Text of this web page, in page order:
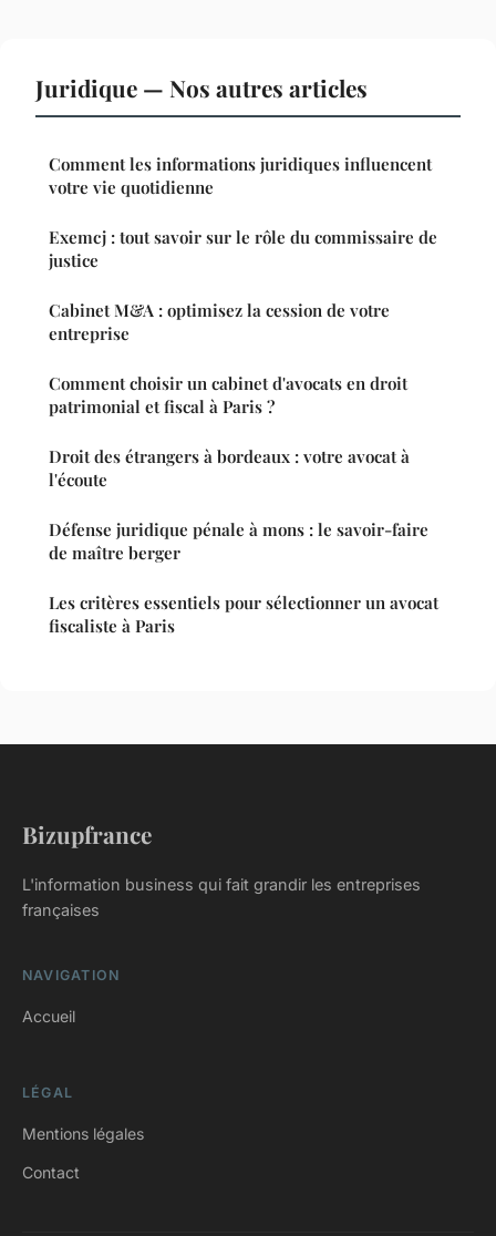
Juridique — Nos autres articles
Comment les informations juridiques influencent
votre vie quotidienne
Exemcj : tout savoir sur le rôle du commissaire de
justice
Cabinet M&A : optimisez la cession de votre
entreprise
Comment choisir un cabinet d'avocats en droit
patrimonial et fiscal à Paris ?
Droit des étrangers à bordeaux : votre avocat à
l'écoute
Défense juridique pénale à mons : le savoir-faire
de maître berger
Les critères essentiels pour sélectionner un avocat
fiscaliste à Paris
Bizupfrance
L'information business qui fait grandir les entreprises
françaises
NAVIGATION
Accueil
LÉGAL
Mentions légales
Contact